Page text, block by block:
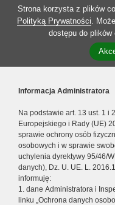
Strona korzysta z plików
Polityką Prywatności.
dostępu do plików
Informacja Administratora
Na podstawie art. 13 ust. 1 i
Europejskiego i Rady (UE)
sprawie ochrony osób
osobowych i w sprawie
uchylenia dyrektywy 95/46/
danych), Dz. U. UE. L.
informuję:
1. dane Administratora i
linku „Ochrona danych